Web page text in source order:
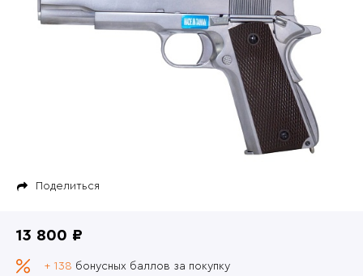
Поделиться
13 800 ₽
+ 138 бонусных баллов за покупку